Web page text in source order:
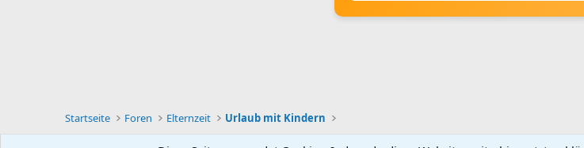
Startseite Foren Elternzeit Urlaub mit Kindern